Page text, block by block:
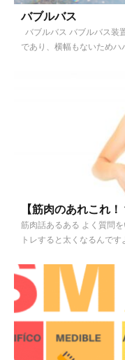
バブルバス
バブルバス バブルバス装
であり、横幅もないためハ
【筋肉のあれこれ
筋肉話あるある よく質問
トレすると太くなるんで